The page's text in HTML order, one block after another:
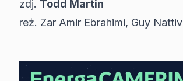
zdj. Todd Martin
reż. Zar Amir Ebrahimi, Guy Nattiv